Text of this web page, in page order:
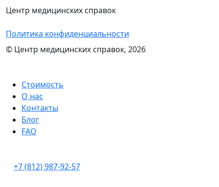
Центр медицинских справок
Политика конфиденциальности
© Центр медицинских справок, 2026
Стоимость
О нас
Контакты
Блог
FAQ
+7 (812) 987-92-57